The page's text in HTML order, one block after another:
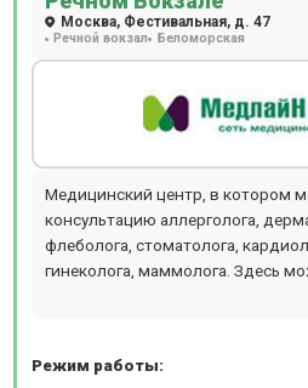
Москва, Фестивальная, д. 47
Речной вокзал Беломорская
Медицинский центр, в котором
консультацию аллерголога,
флеболога, стоматолога,
гинеколога, маммолога. Здесь
ультразвуковые исследования
Режим работы: